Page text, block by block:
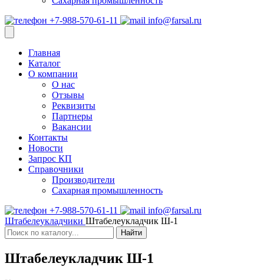
+7-988-570-61-11
info@farsal.ru
Главная
Каталог
О компании
О нас
Отзывы
Реквизиты
Партнеры
Вакансии
Контакты
Новости
Запрос КП
Справочники
Производители
Сахарная промышленность
+7-988-570-61-11
info@farsal.ru
Штабелеукладчики Штабелеукладчик Ш-1
Найти
Штабелеукладчик Ш-1